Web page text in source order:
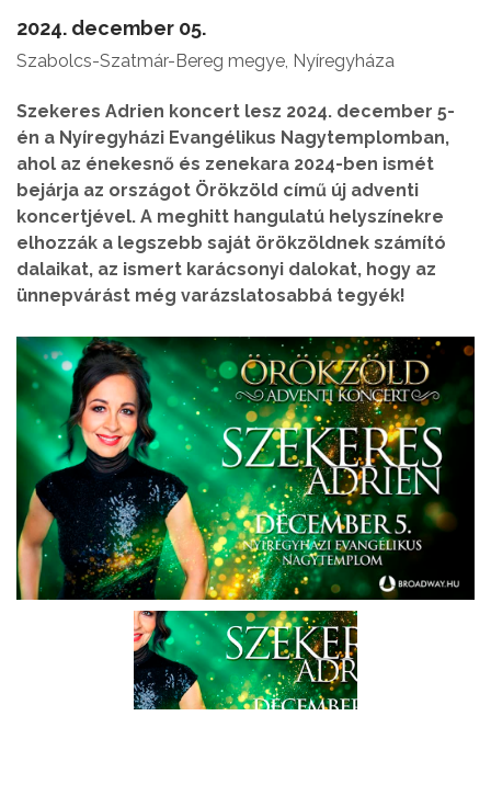
2024. december 05.
Szabolcs-Szatmár-Bereg megye, Nyíregyháza
Szekeres Adrien koncert lesz 2024. december 5-
én a Nyíregyházi Evangélikus Nagytemplomban,
ahol az énekesnő és zenekara 2024-ben ismét
bejárja az országot Örökzöld című új adventi
koncertjével. A meghitt hangulatú helyszínekre
elhozzák a legszebb saját örökzöldnek számító
dalaikat, az ismert karácsonyi dalokat, hogy az
ünnepvárást még varázslatosabbá tegyék!